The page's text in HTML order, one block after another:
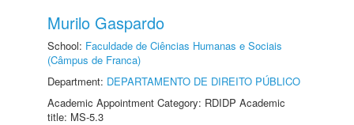
Murilo Gaspardo
School: Faculdade de Ciências Humanas e Sociais
(Câmpus de Franca)
Department: DEPARTAMENTO DE DIREITO PÚBLICO
Academic Appointment Category: RDIDP Academic
title: MS-5.3